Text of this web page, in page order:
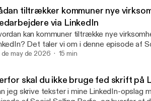
til kroppen, og der opstår derfor hurtigt
om, hvad der virker. Hvad der er op og
ekspert Leif Carlsen fra Social Selling
om i denne podcastepisode.
tiltrækker kommuner nye
via LinkedIn
kan kommuner tiltrække nye
Det taler vi om i denne episode af
i, hvordan kommunerne kan bruge
borgerne og medarbejderne.
de may de 2026 15 min
skal du ikke bruge fed skrift på
jeg skrive tekster i mine LinkedIn-opslag